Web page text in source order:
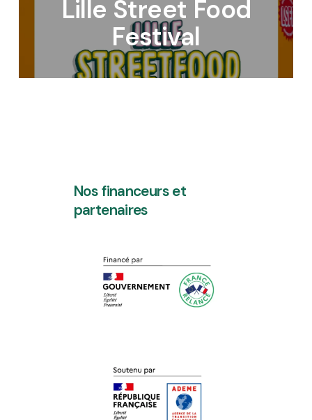
Lille Street Food
Festival
Nos financeurs et
partenaires